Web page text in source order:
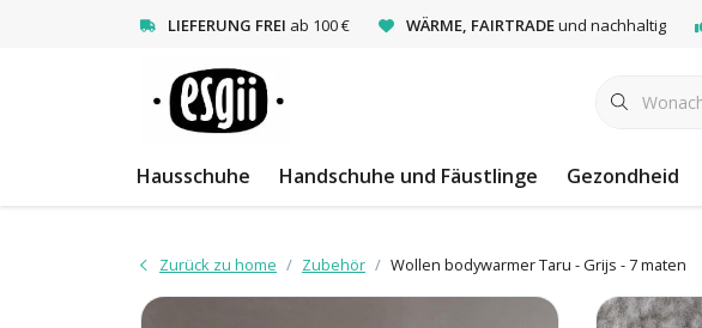
LIEFERUNG FREI ab 100 € WÄRME, FAIRTRADEund nachhaltig
Hausschuhe Handschuhe und Fäustlinge Gezondheid
Zurück zu home Zubehör Wollen bodywarmer Taru - Grijs - 7 maten